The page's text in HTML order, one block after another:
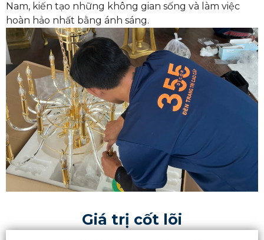
Nam, kiến tạo những không gian sống và làm việc
hoàn hảo nhất bằng ánh sáng.
Giá trị cốt lõi